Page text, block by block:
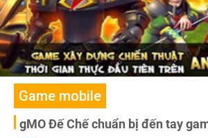
Game mobile
gMO Đế Chế chuẩn bị đến tay